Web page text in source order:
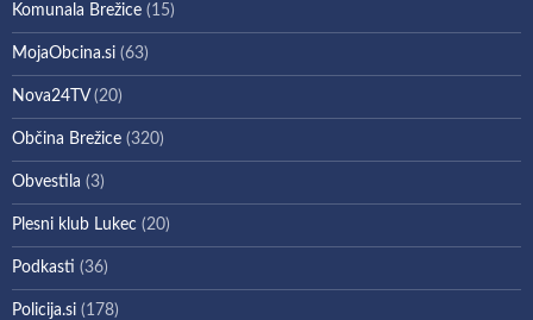
Komunala Brežice (15)
MojaObcina.si (63)
Nova24TV(20)
Občina Brežice (320)
Obvestila (3)
Plesni klub Lukec (20)
Podkasti (36)
Policija.si (178)